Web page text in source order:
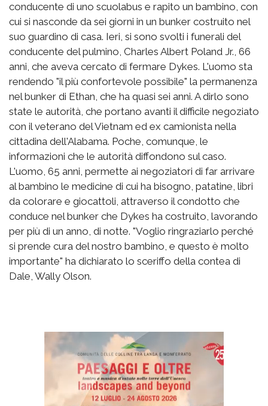
conducente di uno scuolabus e rapito un bambino, con
cui si nasconde da sei giorni in un bunker costruito nel
suo guardino di casa. Ieri, si sono svolti i funerali del
conducente del pulmino, Charles Albert Poland Jr., 66
anni, che aveva cercato di fermare Dykes. L'uomo sta
rendendo "il più confortevole possibile" la permanenza
nel bunker di Ethan, che ha quasi sei anni. A dirlo sono
state le autorità, che portano avanti il difficile negoziato
con il veterano del Vietnam ed ex camionista nella
cittadina dell'Alabama. Poche, comunque, le
informazioni che le autorità diffondono sul caso.
L'uomo, 65 anni, permette ai negoziatori di far arrivare
al bambino le medicine di cui ha bisogno, patatine, libri
da colorare e giocattoli, attraverso il condotto che
conduce nel bunker che Dykes ha costruito, lavorando
per più di un anno, di notte. "Voglio ringraziarlo perché
si prende cura del nostro bambino, e questo è molto
importante" ha dichiarato lo sceriffo della contea di
Dale, Wally Olson.